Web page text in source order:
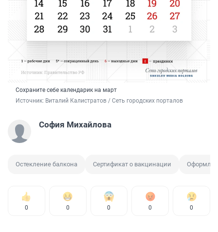
Сохраните себе календарик на март
Источник: Виталий Калистратов / Сеть городских порталов
София Михайлова
Остекление балкона Сертификат о вакцинации
0 0 0 0 0